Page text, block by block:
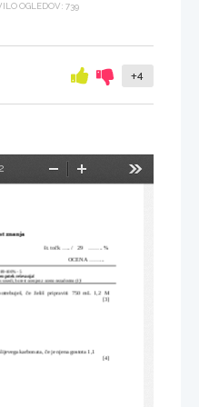
OGLEDOV: 739
meni +4
Pomanjšaj
znanja
št. točk ..... /   29    ........ %
OCENA .........
100% - 5
potek reševanja!
bo test ocenjen z oceno nezadostno (1)!
če   želiš   pripraviti   750   mL   1,2   M
[3]
karbonata, če je njena gostota 1,1
[4]